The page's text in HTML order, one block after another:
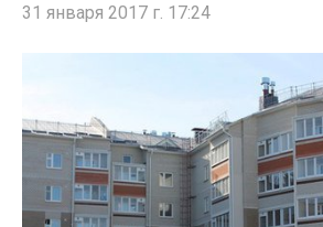
31 января 2017 г. 17:24